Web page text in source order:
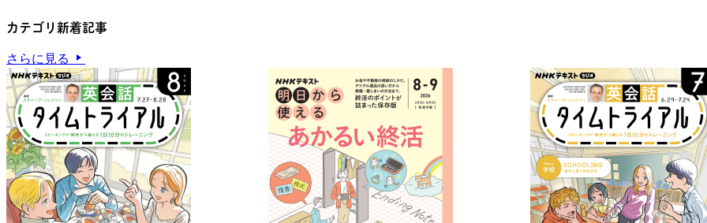
カテゴリ新着記事
さらに見る